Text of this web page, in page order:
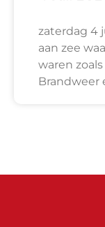
zaterdag 4
aan zee
waren
Brandweer